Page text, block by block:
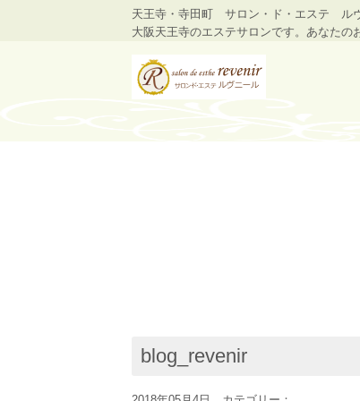
天王寺・寺田町 サロン・ド・エステ ル
大阪天王寺のエステサロンです。あなたの
blog_revenir